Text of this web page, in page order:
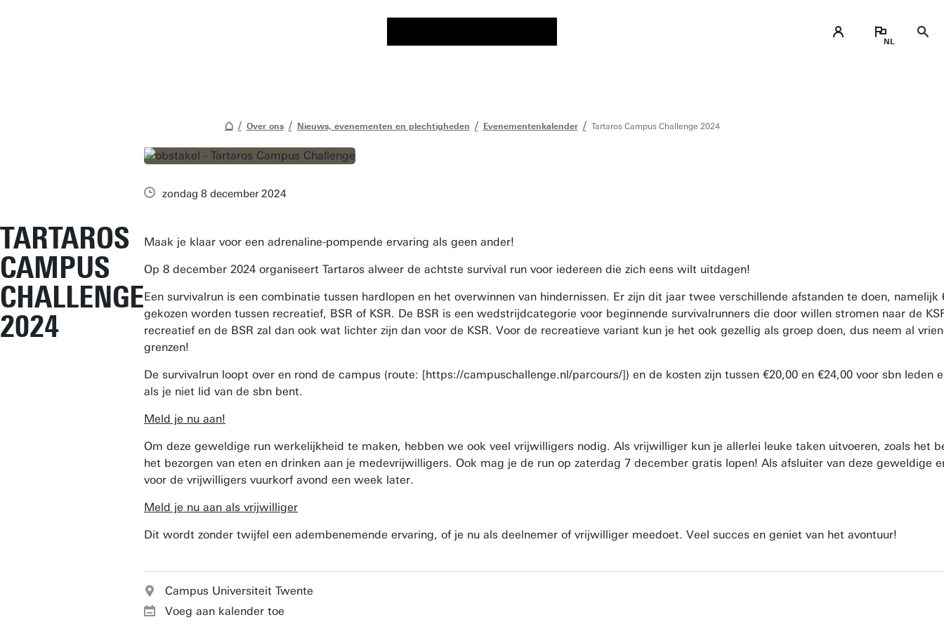
Over ons Nieuws, evenementen en plechtigheden Evenementenkalender Tartaros Campus Challenge 2024
TARTAROS
CAMPUS
CHALLENGE
2024
zondag 8 december 2024
Maak je klaar voor een adrenaline-pompende ervaring als geen ander!
Op 8 december 2024 organiseert Tartaros alweer de achtste survival run voor iedereen die zich eens wilt uitdagen!
Een survivalrun is een combinatie tussen hardlopen en het overwinnen van hindernissen. Er zijn dit jaar twee verschillende afstanden te doen,
gekozen worden tussen recreatief, BSR of KSR. De BSR is een wedstrijdcategorie voor beginnende survivalrunners die door willen stromen naar de
recreatief en de BSR zal dan ook wat lichter zijn dan voor de KSR. Voor de recreatieve variant kun je het ook gezellig als groep doen, dus neem al
grenzen!
De survivalrun loopt over en rond de campus (route: [https://campuschallenge.nl/parcours/]) en de kosten zijn tussen €20,00 en €24,00 voor sbn leden
als je niet lid van de sbn bent.
Meld je nu aan!
Om deze geweldige run werkelijkheid te maken, hebben we ook veel vrijwilligers nodig. Als vrijwilliger kun je allerlei leuke taken uitvoeren, zoals het
het bezorgen van eten en drinken aan je medevrijwilligers. Ook mag je de run op zaterdag 7 december gratis lopen! Als afsluiter van deze geweldige
voor de vrijwilligers vuurkorf avond een week later.
Meld je nu aan als vrijwilliger
Dit wordt zonder twijfel een adembenemende ervaring, of je nu als deelnemer of vrijwilliger meedoet. Veel succes en geniet van het avontuur!
Campus Universiteit Twente
Voeg aan kalender toe